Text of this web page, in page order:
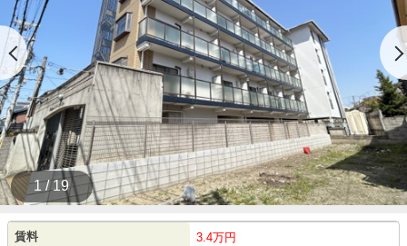
1 / 19
賃料 3.4万円